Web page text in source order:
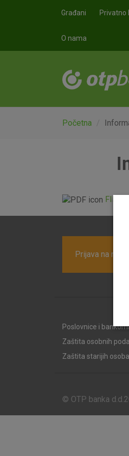
Građani Privatno
O nama
Početna
FID-
Prijava na
Poslovnice i
Zaštita osobnih
Zaštita starijih
© OTP banka